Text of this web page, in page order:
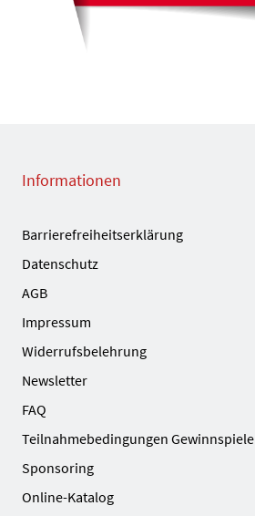
Informationen
Barrierefreiheitserklärung
Datenschutz
AGB
Impressum
Widerrufsbelehrung
Newsletter
FAQ
Teilnahmebedingungen Gewinnspiele
Sponsoring
Online-Katalog